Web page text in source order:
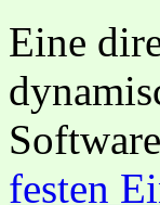
Eine
festen